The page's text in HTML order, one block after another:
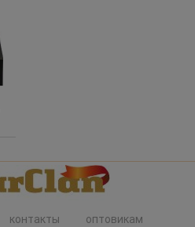
контакты оптовикам